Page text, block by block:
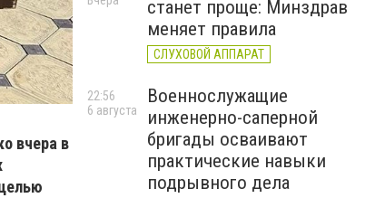
вчера в
станет проще: Минздрав
меняет правила
СЛУХОВОЙ АППАРАТ
Военнослужащие
инженерно-саперной
бригады осваивают
практические навыки
подрывного дела
22:56
6 августа